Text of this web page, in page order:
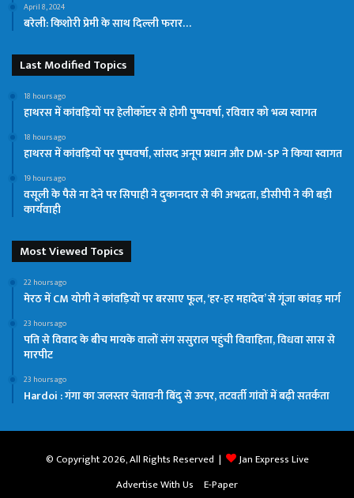
April 8, 2024
बरेली: किशोरी प्रेमी के साथ दिल्ली फरार…
Last Modified Topics
18 hours ago
हाथरस में कांवड़ियों पर हेलीकॉप्टर से होगी पुष्पवर्षा, रविवार को भव्य स्वागत
18 hours ago
हाथरस में कांवड़ियों पर पुष्पवर्षा, सांसद अनूप प्रधान और DM-SP ने किया स्वागत
19 hours ago
वसूली के पैसे ना देने पर सिपाही ने दुकानदार से की अभद्रता, डीसीपी ने की बड़ी
कार्यवाही
Most Viewed Topics
22 hours ago
मेरठ में CM योगी ने कांवड़ियों पर बरसाए फूल, ‘हर-हर महादेव’ से गूंजा कांवड़ मार्ग
23 hours ago
पति से विवाद के बीच मायके वालों संग ससुराल पहुंची विवाहिता, विधवा सास से
मारपीट
23 hours ago
Hardoi : गंगा का जलस्तर चेतावनी बिंदु से ऊपर, तटवर्ती गांवों में बढ़ी सतर्कता
© Copyright 2026, All Rights Reserved |
Jan Express Live
Advertise With Us
E-Paper